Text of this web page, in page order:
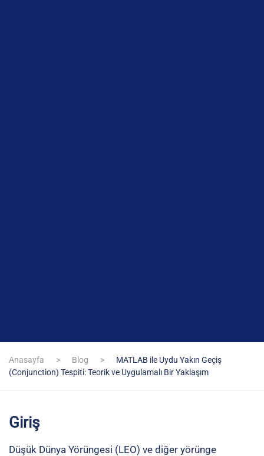
Anasayfa Blog
MATLAB ile Uydu Yakın Geçiş
(Conjunction) Tespiti: Teorik ve Uygulamalı Bir Yaklaşım
Giriş
Düşük Dünya Yörüngesi (LEO) ve diğer yörünge